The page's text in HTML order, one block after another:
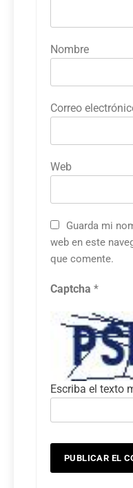
Nombre
Correo
Web
Guarda mi
web en este
que comente.
Captcha *
Escriba el texto